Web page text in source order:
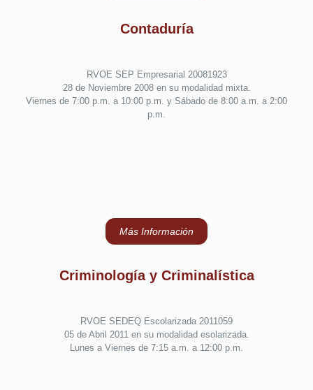
Contaduría
RVOE SEP Empresarial 20081923
28 de Noviembre 2008 en su modalidad mixta.
Viernes de 7:00 p.m. a 10:00 p.m. y Sábado de 8:00 a.m. a 2:00
p.m.
Más Información
Criminología y Criminalística
RVOE SEDEQ Escolarizada 2011059
05 de Abril 2011 en su modalidad esolarizada.
Lunes a Viernes de 7:15 a.m. a 12:00 p.m.